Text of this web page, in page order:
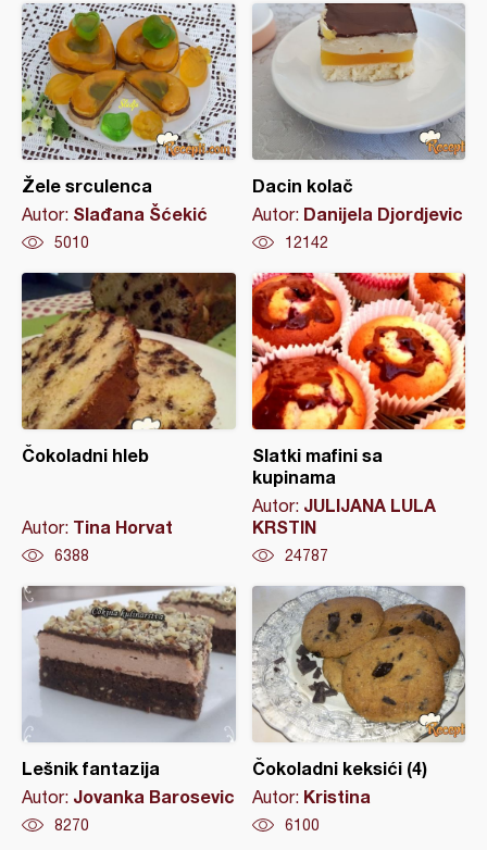
Žele srculenca
Autor: Slađana Šćekić
5010
Dacin kolač
Autor: Danijela Djordjevic
12142
Čokoladni hleb
Autor: Tina Horvat
6388
Slatki mafini sa
kupinama
Autor: JULIJANA LULA
KRSTIN
24787
Lešnik fantazija
Autor: Jovanka Barosevic
8270
Čokoladni keksići (4)
Autor: Kristina
6100